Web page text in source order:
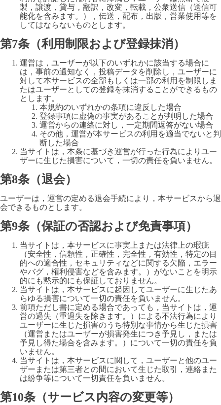
製，譲渡，貸与，翻訳，改変，転載，公衆送信（送信可
能化を含みます。），伝送，配布，出版，営業使用等を
してはならないものとします。
第7条（利用制限および登録抹消）
運営は，ユーザーが以下のいずれかに該当する場合に
は，事前の通知なく，投稿データを削除し，ユーザーに
対して本サービスの全部もしくは一部の利用を制限しま
たはユーザーとしての登録を抹消することができるもの
とします。
本規約のいずれかの条項に違反した場合
登録事項に虚偽の事実があることが判明した場合
運営からの連絡に対し，一定期間返答がない場合
その他，運営が本サービスの利用を適当でないと判
断した場合
当サイトは，本条に基づき運営が行った行為によりユー
ザーに生じた損害について，一切の責任を負いません。
第8条（退会）
ユーザーは，運営の定める退会手続により，本サービスから退
会できるものとします。
第9条（保証の否認および免責事項）
当サイトは，本サービスに事実上または法律上の瑕疵
（安全性，信頼性，正確性，完全性，有効性，特定の目
的への適合性，セキュリティなどに関する欠陥，エラー
やバグ，権利侵害などを含みます。）がないことを明示
的にも黙示的にも保証しておりません。
当サイトは，本サービスに起因してユーザーに生じたあ
らゆる損害について一切の責任を負いません。
前項ただし書に定める場合であっても，当サイトは，運
営の過失（重過失を除きます。）による不法行為により
ユーザーに生じた損害のうち特別な事情から生じた損害
（運営またはユーザーが損害発生につき予見し，または
予見し得た場合を含みます。）について一切の責任を負
いません。
当サイトは，本サービスに関して，ユーザーと他のユー
ザーまたは第三者との間において生じた取引，連絡また
は紛争等について一切責任を負いません。
第10条（サービス内容の変更等）